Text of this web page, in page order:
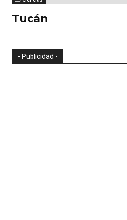
Tucán
- Publicidad -